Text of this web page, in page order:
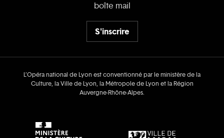
boîte mail
S'inscrire
L’Opéra national de Lyon est conventionné par le ministère de la
Culture, la Ville de Lyon, la Métropole de Lyon et la Région
Auvergne‑Rhône‑Alpes.